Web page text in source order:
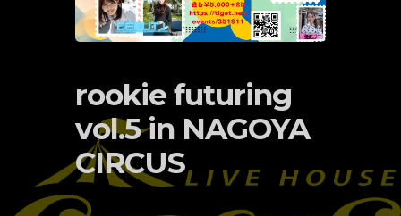
rookie futuring
vol.5 in NAGOYA
CIRCUS